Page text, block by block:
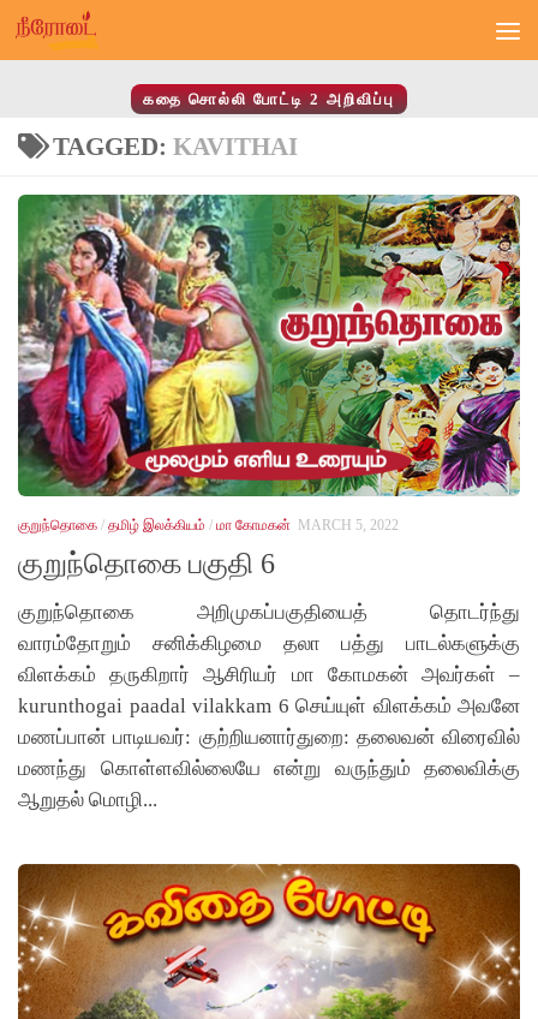
Skip to content
கதை சொல்லி போட்டி 2 அறிவிப்பு
TAGGED: KAVITHAI
குறுந்தொகை / தமிழ் இலக்கியம் / மா கோமகன் MARCH 5, 2022
குறுந்தொகை பகுதி 6
குறுந்தொகை அறிமுகப்பகுதியைத் தொடர்ந்து
வாரம்தோறும் சனிக்கிழமை தலா பத்து பாடல்களுக்கு
விளக்கம் தருகிறார் ஆசிரியர் மா கோமகன் அவர்கள் –
kurunthogai paadal vilakkam 6 செய்யுள் விளக்கம் அவனே
மணப்பான் பாடியவர்: குற்றியனார்துறை: தலைவன் விரைவில்
மணந்து கொள்ளவில்லையே என்று வருந்தும் தலைவிக்கு
ஆறுதல் மொழி...